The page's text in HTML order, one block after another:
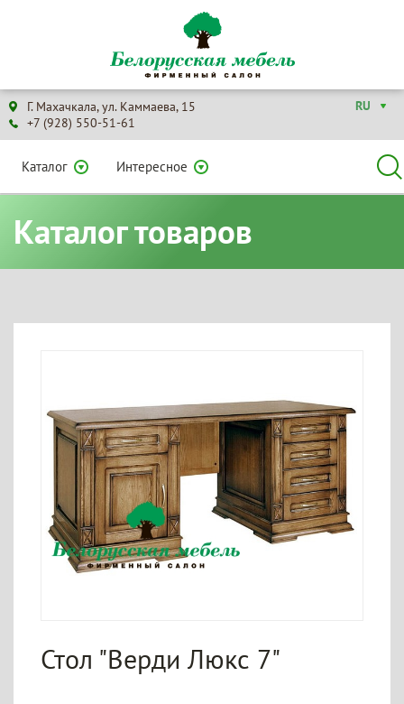
Г. Махачкала, ул. Каммаева, 15
+7 (928) 550-51-61
RU
Каталог Интересное
Каталог товаров
Стол "Верди Люкс 7"